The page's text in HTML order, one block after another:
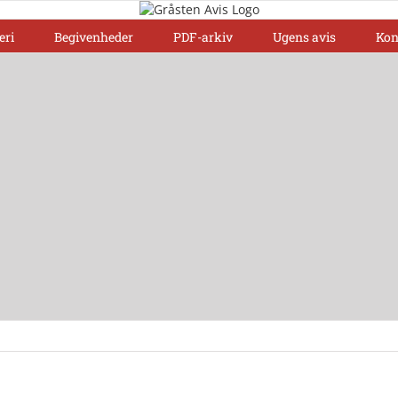
Begivenheder PDF-arkiv Ugens avis